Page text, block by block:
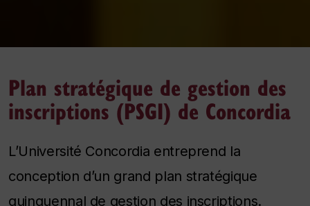
Plan stratégique de gestion des
inscriptions (PSGI) de Concordia
L’Université Concordia entreprend la
conception d’un grand plan stratégique
quinquennal de gestion des inscriptions.